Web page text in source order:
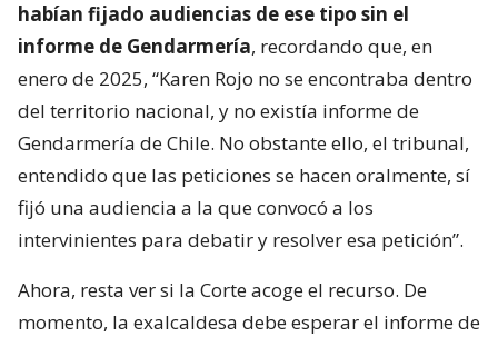
habían fijado audiencias de ese tipo sin el
informe de Gendarmería, recordando que, en
enero de 2025, “Karen Rojo no se encontraba dentro
del territorio nacional, y no existía informe de
Gendarmería de Chile. No obstante ello, el tribunal,
entendido que las peticiones se hacen oralmente, sí
fijó una audiencia a la que convocó a los
intervinientes para debatir y resolver esa petición”.
Ahora, resta ver si la Corte acoge el recurso. De
momento, la exalcaldesa debe esperar el informe de